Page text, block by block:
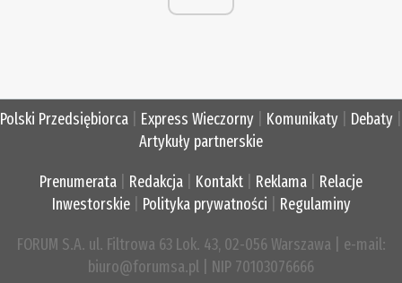
Polski Przedsiębiorca Express Wieczorny Komunikaty Debaty
Artykuły partnerskie
Prenumerata Redakcja Kontakt Reklama
Relacje
Inwestorskie| Polityka prywatności Regulaminy
FORUM S.A. ul. Filtrowa 63 Lok. 43, 02-056 Warszawa | e-mail:
biuro@forumsa.pl | NIP 70103076666